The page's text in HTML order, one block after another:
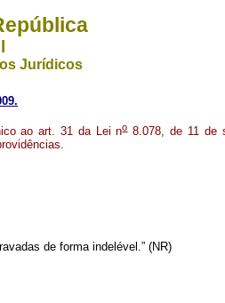
Jurídicos
ao art. 31 da Lei no8.078, de 11 de
de forma indelével.” (NR)